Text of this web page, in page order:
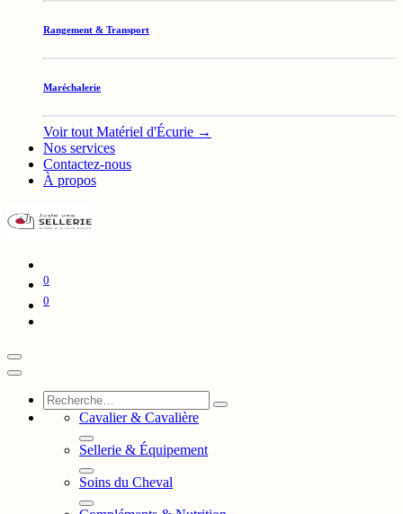
Rangement & Transport
Maréchalerie
Voir tout Matériel d'Écurie →
Nos services
Contactez-nous
À propos
0
0
Cavalier & Cavalière
Sellerie & Équipement
Soins du Cheval